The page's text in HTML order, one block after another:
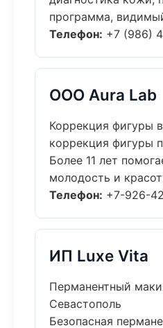
программа,
Телефон: +7 (986)
ООО Aura Lab
Коррекция фигуры
коррекция фигуры
Более 11 лет
молодость и
Телефон: +7-926-
ИП Luxe Vita
Перманентный
Севастополь
Безопасная